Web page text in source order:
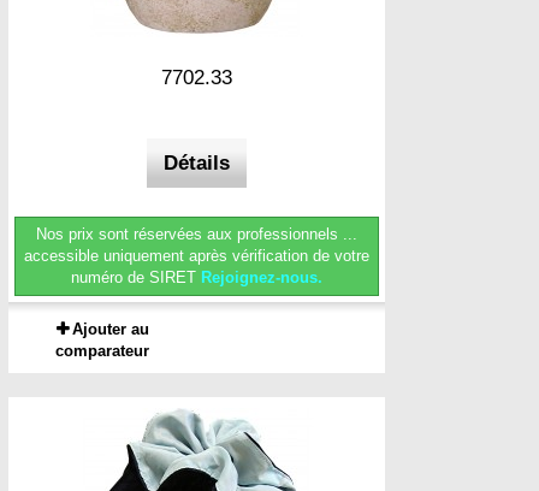
7702.33
Détails
Nos prix sont réservées aux professionnels ...
accessible uniquement après vérification de votre
numéro de SIRET Rejoignez-nous.
Ajouter au
comparateur